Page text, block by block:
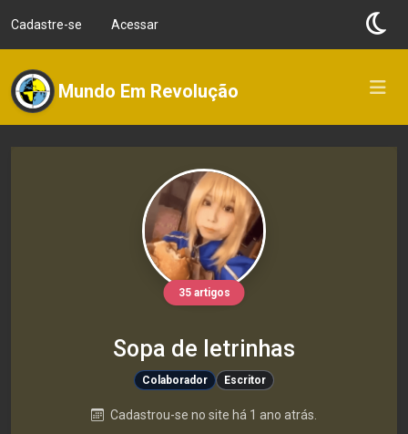
Cadastre-se Acessar
Mundo Em Revolução
35 artigos
Sopa de letrinhas
Colaborador Escritor
Cadastrou-se no site há 1 ano atrás.